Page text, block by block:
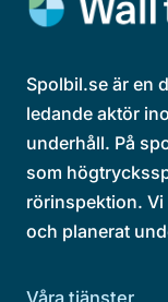
Spolbil.se är en
ledande aktör
underhåll. På
som
rörinspektion. Vi
och planerat